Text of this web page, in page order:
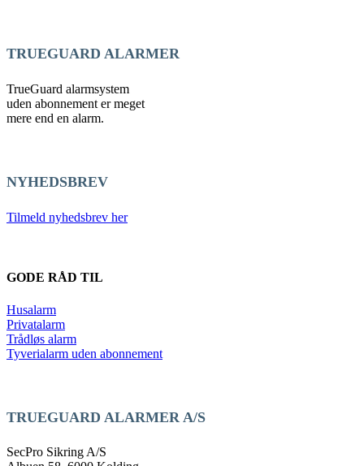
TRUEGUARD ALARMER
TrueGuard alarmsystem
uden abonnement er meget
mere end en alarm.
NYHEDSBREV
Tilmeld nyhedsbrev her
GODE RÅD TIL
Husalarm
Privatalarm
Trådløs alarm
Tyverialarm uden abonnement
TRUEGUARD ALARMER A/S
SecPro Sikring A/S